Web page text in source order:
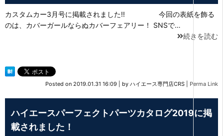
カスタムカー3月号に掲載されました!! 今回の表紙を飾る
のは、カバーガールならぬカバーフェアリー！ SNSで…
続きを読む
Posted on 2019.01.31 16:09 by ハイエース専門店CRS Perma Link
ハイエースパーフェクトパーツカタログ2019に掲
載されました！